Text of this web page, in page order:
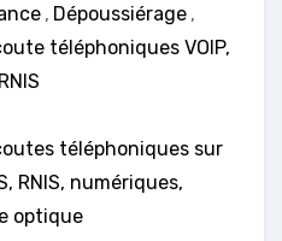
, Dépoussiérage ,
téléphoniques VOIP,
téléphoniques sur
RNIS, numériques,
optique